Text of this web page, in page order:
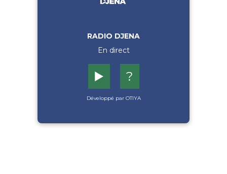
RADIO DJENA
En direct
▶️ ?
Développé par OTIYA